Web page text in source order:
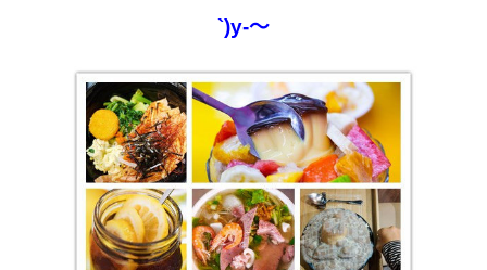
`)y-～